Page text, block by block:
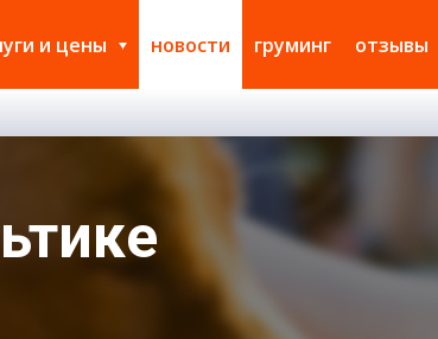
и цены новости груминг отзывы